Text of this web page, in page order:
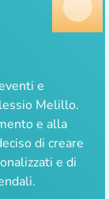
e
Melillo.
e alla
di creare
e di